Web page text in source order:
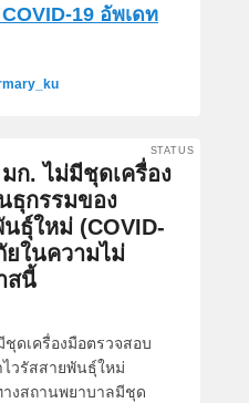
19 อัพเดท
ก. ไม่มีชุดเครื่อง
ธุกรรมของ
ธุ์ใหม่ (COVID-
ยในความไม่
สนี้
STATUS
ดเครื่องมือตรวจสอบ
วรัสสายพันธุ์ใหม่
างสถานพยาบาลมีชุด